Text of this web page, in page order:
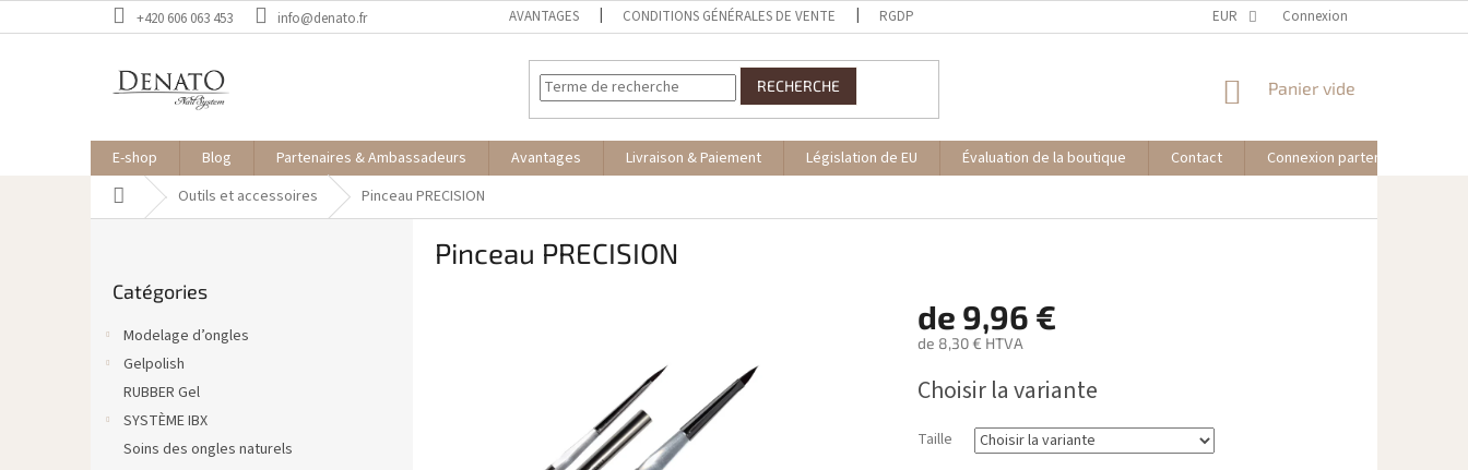
au
+420 606 063 453 info@denato.fr AVANTAGES CONDITIONS GÉNÉRALES DE VENTE RGDP EUR Connexion
RECHERCHE
PANIER
Panier vide
E-shop Blog Partenaires & Ambassadeurs Avantages Livraison & Paiement Législation de EU Évaluation de la boutique Contact
Connexion partenaire affilié
AccueilOutils et accessoires Pinceau PRECISION
les
Catégories
Modelage d’ongles
Gelpolish
RUBBER Gel
SYSTÈME IBX
Soins des ongles naturels
Pinceau PRECISION
de 9,96 €
de 8,30 € HTVA
de
mesure:
Choisir la variante
Taille